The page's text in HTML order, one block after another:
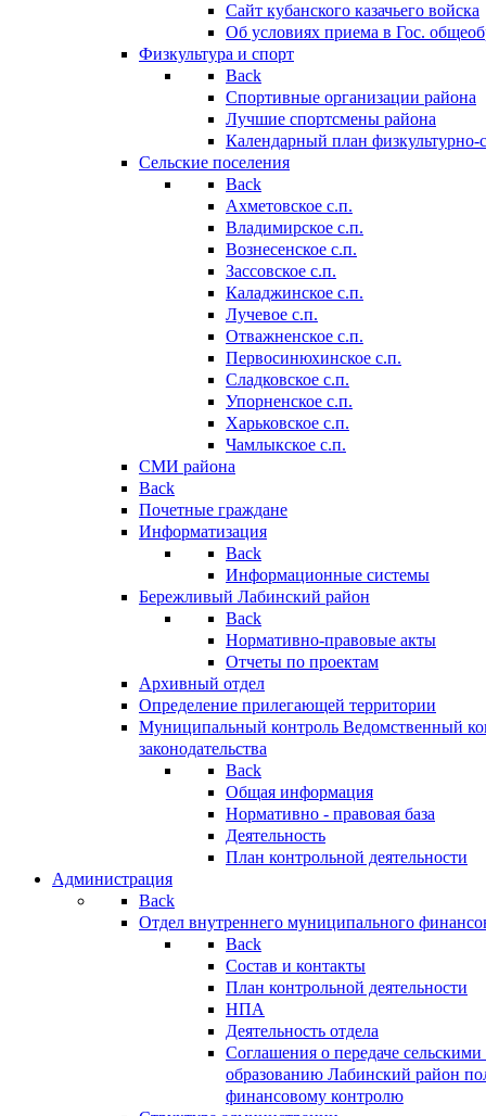
Cайт кубанского казачьего войска
Об условиях приема в Гос.
Физкультура и спорт
Back
Спортивные организации района
Лучшие спортсмены района
Календарный план
Сельские поселения
Back
Ахметовское с.п.
Владимирское с.п.
Вознесенское с.п.
Зассовское с.п.
Каладжинское с.п.
Лучевое с.п.
Отважненское с.п.
Первосинюхинское с.п.
Сладковское с.п.
Упорненское с.п.
Харьковское с.п.
Чамлыкское с.п.
СМИ района
Back
Почетные граждане
Информатизация
Back
Информационные системы
Бережливый Лабинский район
Back
Нормативно-правовые акты
Отчеты по проектам
Архивный отдел
Определение прилегающей территории
Муниципальный контроль Ведомственный
законодательства
Back
Общая информация
Нормативно - правовая база
Деятельность
План контрольной деятельности
Администрация
Back
Отдел внутреннего муниципального
Back
Состав и контакты
План контрольной деятельности
НПА
Деятельность отдела
Соглашения о передаче
образованию Лабинский район
финансовому контролю